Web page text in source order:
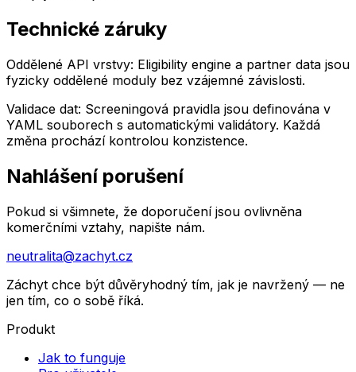
Technické záruky
Oddělené API vrstvy: Eligibility engine a partner data jsou
fyzicky oddělené moduly bez vzájemné závislosti.
Validace dat: Screeningová pravidla jsou definována v
YAML souborech s automatickými validátory. Každá
změna prochází kontrolou konzistence.
Nahlášení porušení
Pokud si všimnete, že doporučení jsou ovlivněna
komerčními vztahy, napište nám.
neutralita@zachyt.cz
Záchyt chce být důvěryhodný tím, jak je navržený — ne
jen tím, co o sobě říká.
Produkt
Jak to funguje